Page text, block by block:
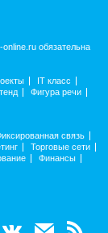
обязательна
IT класс
Фигура речи
связь
Торговые сети
Финансы